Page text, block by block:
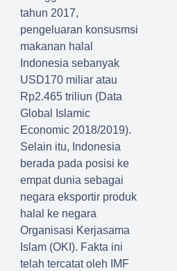
tahun 2017,
pengeluaran konsusmsi
makanan halal
Indonesia sebanyak
USD170 miliar atau
Rp2.465 triliun (Data
Global Islamic
Economic 2018/2019).
Selain itu, Indonesia
berada pada posisi ke
empat dunia sebagai
negara eksportir produk
halal ke negara
Organisasi Kerjasama
Islam (OKI). Fakta ini
telah tercatat oleh IMF